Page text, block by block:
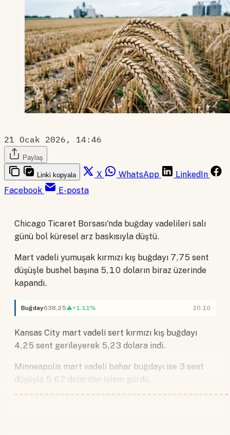
21 Ocak 2026, 14:46
Paylaş
Linki kopyala X WhatsApp
LinkedIn
Facebook
E-posta
Chicago Ticaret Borsası'nda buğday vadelileri salı
günü bol küresel arz baskısıyla düştü.
Mart vadeli yumuşak kırmızı kış buğdayı 7,75 sent
düşüşle bushel başına 5,10 doların biraz üzerinde
kapandı.
Buğday638,25▲+1.11% 20.10
Kansas City mart vadeli sert kırmızı kış buğdayı
4,25 sent gerileyerek 5,23 dolara indi.
Minneapolis mart vadeli bahar buğdayı ise 3 sent
düşüşle 5,62 dolardan işlem gördü.